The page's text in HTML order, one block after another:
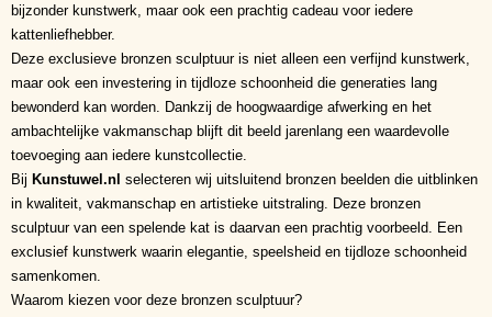
bijzonder kunstwerk, maar ook een prachtig cadeau voor iedere
kattenliefhebber.
Deze exclusieve bronzen sculptuur is niet alleen een verfijnd kunstwerk,
maar ook een investering in tijdloze schoonheid die generaties lang
bewonderd kan worden. Dankzij de hoogwaardige afwerking en het
ambachtelijke vakmanschap blijft dit beeld jarenlang een waardevolle
toevoeging aan iedere kunstcollectie.
Bij Kunstuwel.nl selecteren wij uitsluitend bronzen beelden die uitblinken
in kwaliteit, vakmanschap en artistieke uitstraling. Deze bronzen
sculptuur van een spelende kat is daarvan een prachtig voorbeeld. Een
exclusief kunstwerk waarin elegantie, speelsheid en tijdloze schoonheid
samenkomen.
Waarom kiezen voor deze bronzen sculptuur?